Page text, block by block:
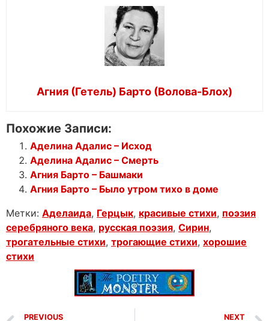
Агния (Гетель) Барто (Волова-Блох)
Похожие Записи:
Аделина Адалис – Исход
Аделина Адалис – Смерть
Агния Барто – Башмаки
Агния Барто – Было утром тихо в доме
Метки: Аделаида, Герцык, красивые стихи, поэзия
серебряного века, русская поэзия, Сирин,
трогательные стихи, трогающие стихи, хорошие
стихи
PREVIOUS NEXT